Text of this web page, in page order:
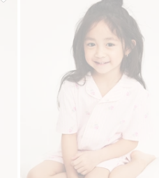
Kortärmad bomullspyjamas, Lägg